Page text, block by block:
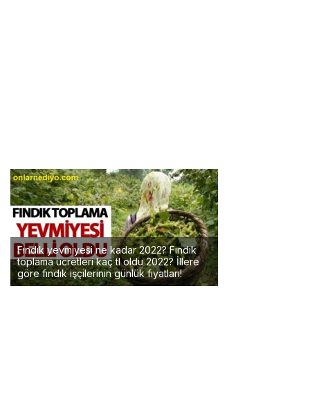
Fındık yevmiyesi ne kadar 2022? Fındık
toplama ücretleri kaç tl oldu 2022? İllere
göre fındık işçilerinin günlük fiyatları!